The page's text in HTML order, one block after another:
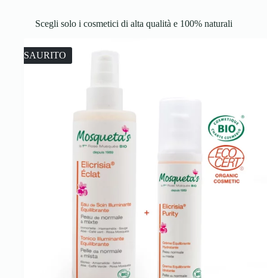
Scegli solo i cosmetici di alta qualità e 100% naturali
ESAURITO